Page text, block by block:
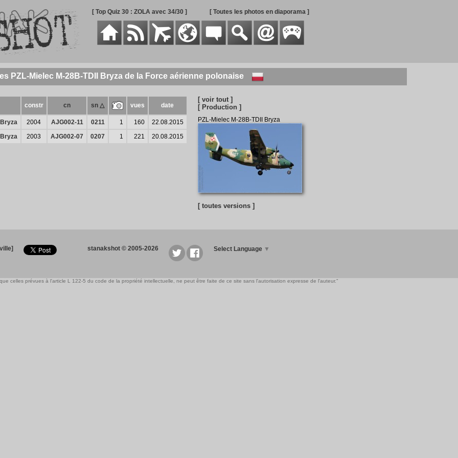
[ Top Quiz 30 : ZOLA avec 34/30 ] [ Toutes les photos en diaporama ]
PZL-Mielec M-28B-TDII Bryza de la Force aérienne polonaise
constr cn sn △ vues date
2004 AJG002-11 0211 1 160
22.08.2015
2003 AJG002-07 0207 1 221 20.08.2015
[ voir tout ]
[ Production ]
PZL-Mielec M-28B-TDII Bryza
[ toutes versions ]
stanakshot © 2005-2026 Select Language ▼
celles prévues à l'article L 122-5 du code de la propriété intellectuelle, ne peut être faite de ce site sans l'autorisation expresse de l'auteur."